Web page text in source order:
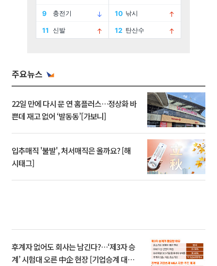
주요뉴스
22일 만에 다시 문 연 홈플러스…정상화 바
쁜데 재고 없어 ‘발동동’[가보니]
입추매직 '불발', 처서매직은 올까요? [해
시태그]
후계자 없어도 회사는 남긴다?…‘제3자 승
계’ 시험대 오른 中企 현장 [기업승계 대전